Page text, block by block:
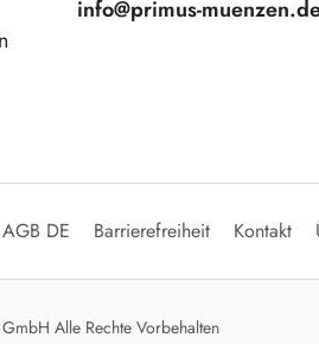
info@primus-
AGB DE Barrierefreiheit Kontakt
Alle Rechte Vorbehalten